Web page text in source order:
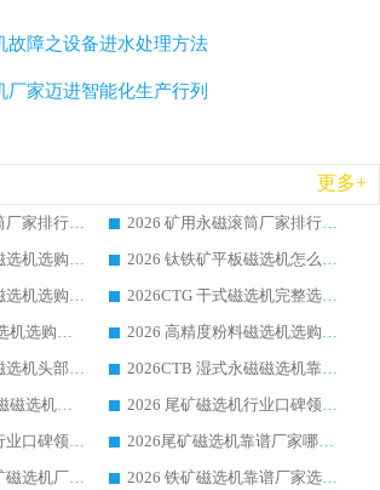
故障之设备进水处理方法
厂家迈进智能化生产行列
更多+
2026 矿用永磁滚筒厂家排行榜选购干货指南 行业口碑标杆华体会手机网页版-华体会(中国) 实力出众
2026 矿用永磁滚筒厂家排行榜选购指南，行业口碑领域强者华体会手机网页版-华体会(中国)
2026 钛铁矿平板磁选机选购全攻略 市场公认优质品牌厂家实力排行榜
2026 钛铁矿平板磁选机怎么选 靠谱生产企业实力排行榜选购参考攻略
2026 钛铁矿平板磁选机选购指南 行业口碑优选品牌生产企业实力排行榜
2026CTG 干式磁选机完整选购指南 行业口碑顶尖靠谱生产龙头厂家实力推荐
2026 CTG 干式磁选机选购指南|行业口碑靠谱生产厂家领域强者推荐
2026 高精度粉料磁选机选购全攻略 行业优质品牌华体会手机网页版-华体会(中国) 实力深度解析
2026 高精度粉料磁选机头部厂家选购指南 行业口碑靠谱品牌推荐 领域强者华体会手机网页版-华体会(中国) 解析
2026CTB 湿式永磁磁选机靠谱厂家实力排行榜 铁矿选矿设备采购全流程选购指南
2026 CTB 湿式永磁磁选机选购指南|行业口碑良好品牌推荐，领域强者华体会手机网页版-华体会(中国)
2026 尾矿磁选机行业口碑领域强者，源头直供国内主流厂家华体会手机网页版-华体会(中国) 一站式服务
2026 尾矿磁选机行业口碑领域强者，源头直供国内主流厂家华体会手机网页版-华体会(中国) 一站式服务
2026尾矿磁选机靠谱厂家哪家好 行业口碑领域强者华体会手机网页版-华体会(中国) 推荐
2026 国内主流铁矿磁选机厂家选购指南|行业口碑好品牌推荐，领域强者华体会手机网页版-华体会(中国)
2026 铁矿磁选机靠谱厂家选购全攻略 行业标杆华体会手机网页版-华体会(中国) 设备性价比出众